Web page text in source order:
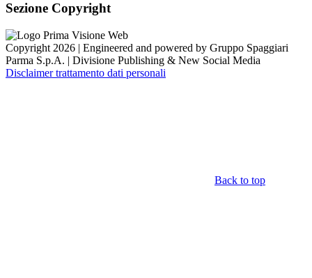
Sezione Copyright
Copyright 2026 | Engineered and powered by Gruppo Spaggiari
Parma S.p.A. | Divisione Publishing & New Social Media
Disclaimer trattamento dati personali
Back to top